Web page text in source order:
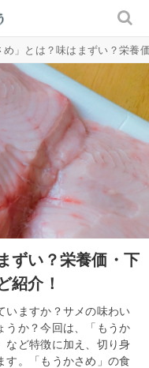
め」とは？味はまずい？栄養
ずい？栄養価・下
紹介！
いますか？サメの味わい
うか？今回は、「もうか
など特徴に加え、切り身
す。「もうかさめ」の食